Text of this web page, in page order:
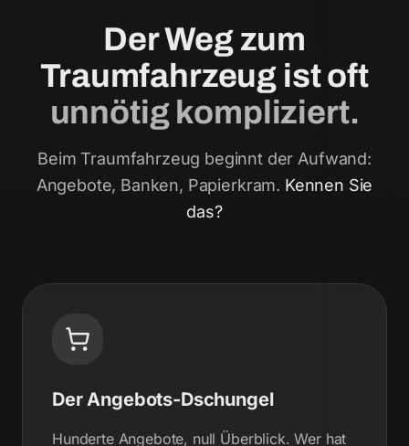
Der Weg zum
Traumfahrzeug ist oft
unnötig kompliziert.
Beim Traumfahrzeug beginnt der Aufwand:
Angebote, Banken, Papierkram. Kennen Sie
das?
Der Angebots-Dschungel
Hunderte Angebote, null Überblick. Wer hat